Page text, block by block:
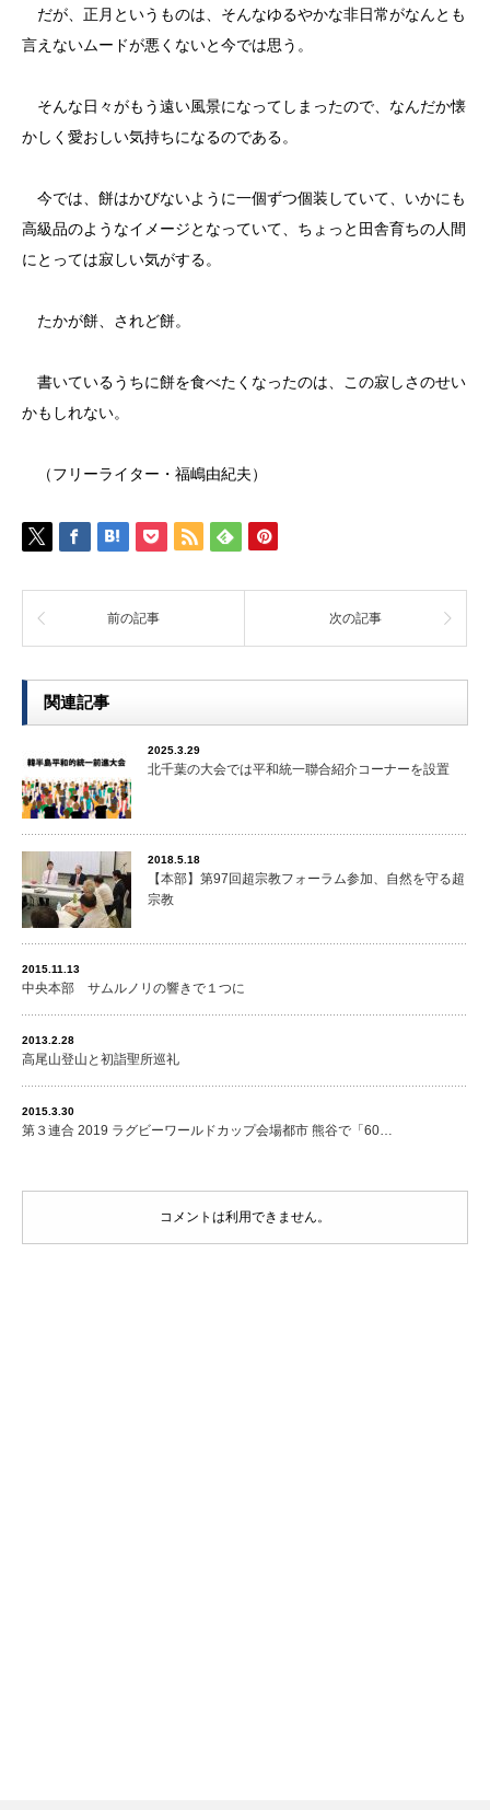
だが、正月というものは、そんなゆるやかな非日常がなんとも
言えないムードが悪くないと今では思う。
そんな日々がもう遠い風景になってしまったので、なんだか懐
かしく愛おしい気持ちになるのである。
今では、餅はかびないように一個ずつ個装していて、いかにも
高級品のようなイメージとなっていて、ちょっと田舎育ちの人間
にとっては寂しい気がする。
たかが餅、されど餅。
書いているうちに餅を食べたくなったのは、この寂しさのせい
かもしれない。
（フリーライター・福嶋由紀夫）
前の記事 次の記事
関連記事
2025.3.29
北千葉の大会では平和統一聯合紹介コーナーを設置
2018.5.18
【本部】第97回超宗教フォーラム参加、自然を守る超
宗教
2015.11.13
中央本部 サムルノリの響きで１つに
2013.2.28
高尾山登山と初詣聖所巡礼
2015.3.30
第３連合 2019 ラグビーワールドカップ会場都市 熊谷で「60…
コメントは利用できません。